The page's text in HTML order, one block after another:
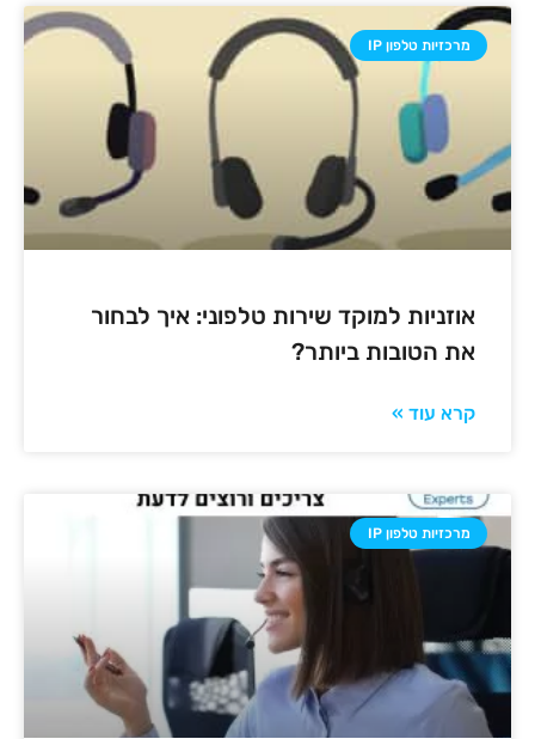
מרכזיות טלפון IP
אוזניות למוקד שירות טלפוני: איך לבחור
את הטובות ביותר?
קרא עוד »
מרכזיות טלפון IP